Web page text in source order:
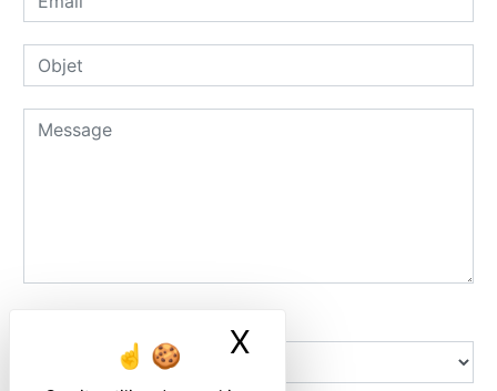
X Masquer le